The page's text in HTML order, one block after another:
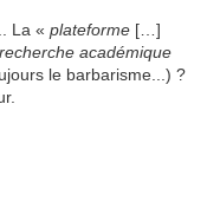
La « plateforme […]
recherche académique
le barbarisme...) ?